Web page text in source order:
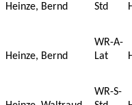
Heinze, Bernd
Std
Heinze, Bernd
WR-A-
Lat
WR-S-